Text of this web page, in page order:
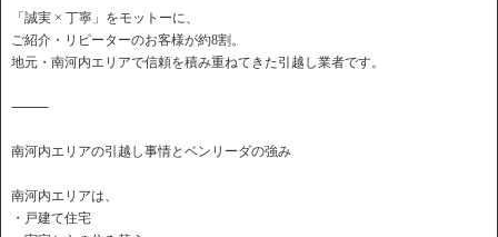
「誠実 × 丁寧」をモットーに、
ご紹介・リピーターのお客様が約8割。
地元・南河内エリアで信頼を積み重ねてきた引越し業者です。
⸻
南河内エリアの引越し事情とベンリーダの強み
南河内エリアは、
・戸建て住宅